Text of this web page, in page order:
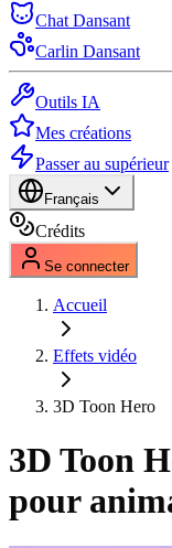
Chat Dansant
Carlin Dansant
Outils IA
Mes créations
Passer au supérieur
Français
Crédits
Se connecter
Accueil
Effets vidéo
3D Toon Hero
3D Toon
pour